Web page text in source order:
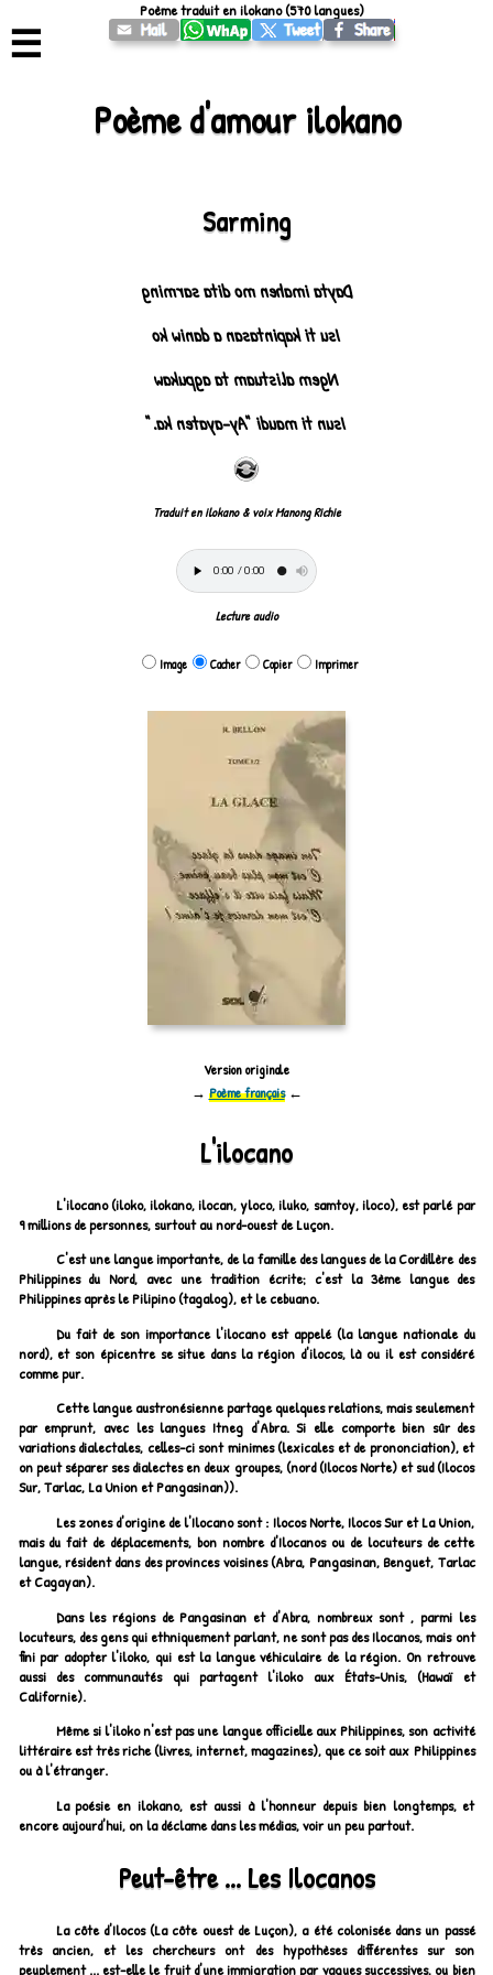
☰
Poème d'amour ilokano
Sarming
Dayta imahen mo dita sarming
Isu ti kapintasan a daniw ko
Ngem alistuam ta agpukaw
Isun ti maudi "Ay-ayaten ka."
Traduit en ilokano & voix Manong Richie
Lecture audio
Image Cacher Copier Imprimer
Version originale
→ Poème français←
L'ilocano
L'ilocano (iloko, ilokano, ilocan, yloco, iluko, samtoy, iloco), est parlé par
9 millions de personnes, surtout au nord-ouest de Luçon.
C'est une langue importante, de la famille des langues de la Cordillère des
Philippines du Nord, avec une tradition écrite; c'est la 3ème langue des
Philippines après le Pilipino (tagalog), et le cebuano.
Du fait de son importance l'ilocano est appelé (la langue nationale du
nord), et son épicentre se situe dans la région d'ilocos, là ou il est considéré
comme pur.
Cette langue austronésienne partage quelques relations, mais seulement
par emprunt, avec les langues Itneg d'Abra. Si elle comporte bien sûr des
variations dialectales, celles-ci sont minimes (lexicales et de prononciation), et
on peut séparer ses dialectes en deux groupes, (nord (Ilocos Norte) et sud (Ilocos
Sur, Tarlac, La Union et Pangasinan)).
Les zones d'origine de l'Ilocano sont : Ilocos Norte, Ilocos Sur et La Union,
mais du fait de déplacements, bon nombre d'Ilocanos ou de locuteurs de cette
langue, résident dans des provinces voisines (Abra, Pangasinan, Benguet, Tarlac
et Cagayan).
Dans les régions de Pangasinan et d'Abra, nombreux sont , parmi les
locuteurs, des gens qui ethniquement parlant, ne sont pas des Ilocanos, mais ont
fini par adopter l'iloko, qui est la langue véhiculaire de la région. On retrouve
aussi des communautés qui partagent l'iloko aux États-Unis, (Hawaï et
Californie).
Même si l'iloko n'est pas une langue officielle aux Philippines, son activité
littéraire est très riche (livres, internet, magazines), que ce soit aux Philippines
ou à l'étranger.
La poésie en ilokano, est aussi à l'honneur depuis bien longtemps, et
encore aujourd'hui, on la déclame dans les médias, voir un peu partout.
Peut-être ... Les Ilocanos
La côte d'Ilocos (La côte ouest de Luçon), a été colonisée dans un passé
très ancien, et les chercheurs ont des hypothèses différentes sur son
peuplement ... est-elle le fruit d'une immigration par vagues successives, ou bien
Poème traduit en ilokano (570 langues)